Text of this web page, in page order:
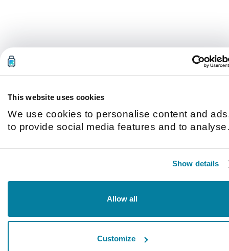
This website uses cookies
We use cookies to personalise content and
to provide social media features and to analyse
use of our site with our social media,
and analytics partners who may combine it with
Show details
Allow all
Customize